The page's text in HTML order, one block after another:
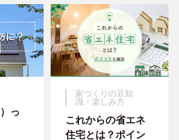
っ
家づくりの豆知
識・楽しみ方
これからの省エネ
住宅とは？ポイン